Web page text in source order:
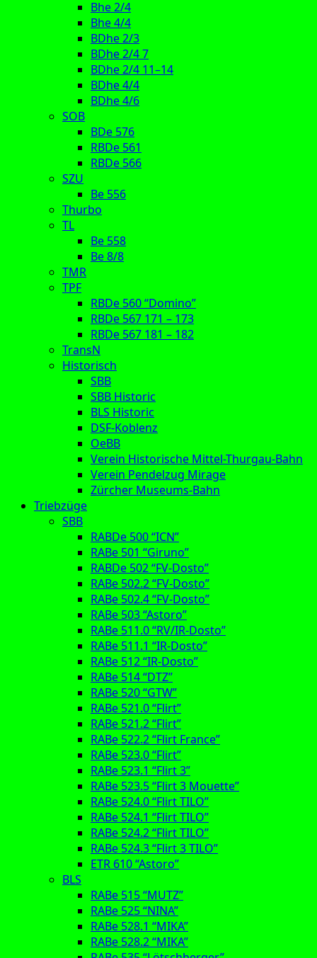
Bhe 2/4
Bhe 4/4
BDhe 2/3
BDhe 2/4 7
BDhe 2/4 11–14
BDhe 4/4
BDhe 4/6
SOB
BDe 576
RBDe 561
RBDe 566
SZU
Be 556
Thurbo
TL
Be 558
Be 8/8
TMR
TPF
RBDe 560 “Domino”
RBDe 567 171 – 173
RBDe 567 181 – 182
TransN
Historisch
SBB
SBB Historic
BLS Historic
DSF-Koblenz
OeBB
Verein Historische Mittel-Thurgau-Bahn
Verein Pendelzug Mirage
Zürcher Museums-Bahn
Triebzüge
SBB
RABDe 500 “ICN”
RABe 501 “Giruno”
RABDe 502 “FV-Dosto”
RABe 502.2 “FV-Dosto”
RABe 502.4 “FV-Dosto”
RABe 503 “Astoro”
RABe 511.0 “RV/IR-Dosto”
RABe 511.1 “IR-Dosto”
RABe 512 “IR-Dosto”
RABe 514 “DTZ”
RABe 520 “GTW”
RABe 521.0 “Flirt”
RABe 521.2 “Flirt”
RABe 522.2 “Flirt France”
RABe 523.0 “Flirt”
RABe 523.1 “Flirt 3”
RABe 523.5 “Flirt 3 Mouette”
RABe 524.0 “Flirt TILO”
RABe 524.1 “Flirt TILO”
RABe 524.2 “Flirt TILO”
RABe 524.3 “Flirt 3 TILO”
ETR 610 “Astoro”
BLS
RABe 515 “MUTZ”
RABe 525 “NINA”
RABe 528.1 “MIKA”
RABe 528.2 “MIKA”